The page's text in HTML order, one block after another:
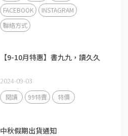
FACEBOOK
INSTAGRAM
聯絡方式
【9-10月特惠】書九九，讀久久
2024-09-03
閱讀 99特賣 特價
中秋假期出貨通知